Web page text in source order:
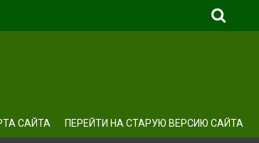
САЙТА ПЕРЕЙТИ НА СТАРУЮ ВЕРСИЮ САЙТА